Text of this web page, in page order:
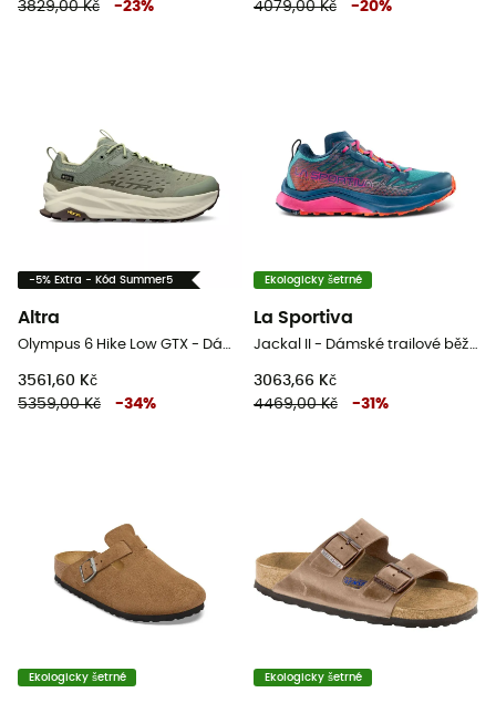
3829,00 Kč
-23%
4079,00 Kč
-20%
-5% Extra - Kód Summer5
Altra
Olympus 6 Hike Low GTX - Dámské nízké turistické boty
3561,60 Kč
5359,00 Kč
-34%
Ekologicky šetrné
La Sportiva
Jackal II - Dámské trailové běžecké boty
3063,66 Kč
4469,00 Kč
-31 %
Ekologicky šetrné Ekologicky šetrné